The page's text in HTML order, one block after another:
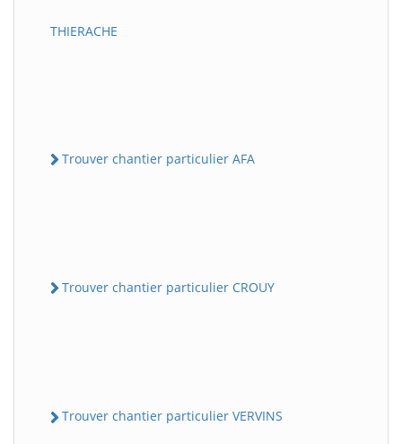
THIERACHE
Trouver chantier particulier AFA
Trouver chantier particulier CROUY
Trouver chantier particulier VERVINS